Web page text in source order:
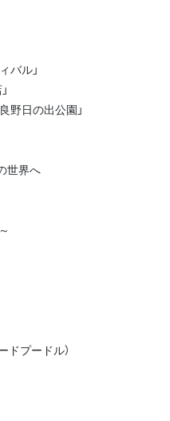
バル」
野日の出公園」
世界へ
ドプードル）